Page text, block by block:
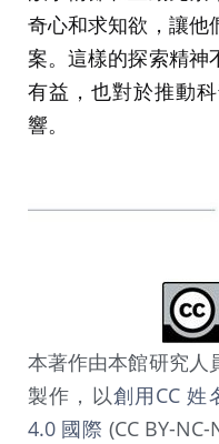
奇心和求知欲，讓他
案。這樣的探索精神
有益，也對於推動
響。
本著作由本館研究人
製作，以創用CC 姓
4.0 國際 (CC BY-